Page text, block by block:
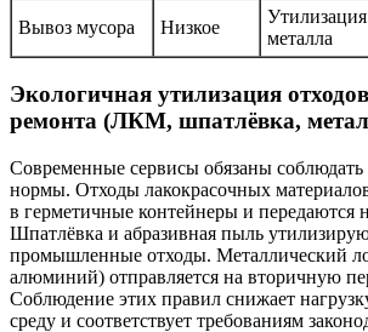
Вывоз мусора Низкое
металла
Экологичная утилизация
ремонта (ЛКМ, шпатлёвка,
Современные сервисы обязаны соблюдать
нормы. Отходы лакокрасочных
в герметичные контейнеры и передаются
Шпатлёвка и абразивная пыль
промышленные отходы. Металлический
алюминий) отправляется на вторичную
Соблюдение этих правил снижает
среду и соответствует требованиям